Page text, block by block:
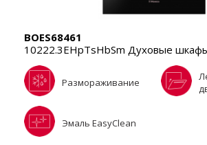
BOES68461
10222.3EHpTsHbSm Духовые
Размораживание
Эмаль EasyClean